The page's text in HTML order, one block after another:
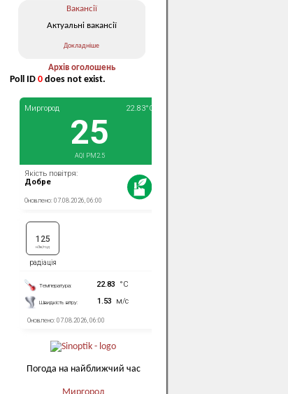
Вакансії
Актуальні вакансії
Докладніше
Архів оголошень
Poll ID 0 does not exist.
Погода на найближчий час